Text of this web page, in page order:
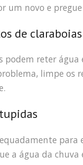
um novo e
de claraboias
podem reter
limpe os
para
a água da chuva